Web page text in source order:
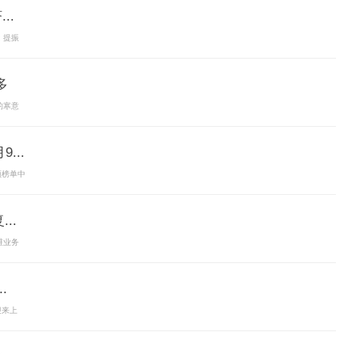
提振
寒意
9...
单中
...
业务
上